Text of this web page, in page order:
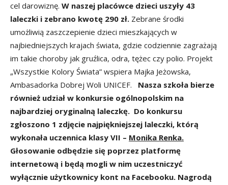
cel darowiznę. W naszej placówce dzieci uszyły 43
laleczki i zebrano kwotę 290 zł. Zebrane środki
umożliwią zaszczepienie dzieci mieszkających w
najbiedniejszych krajach świata, gdzie codziennie zagrażają
im takie choroby jak gruźlica, odra, tężec czy polio. Projekt
„Wszystkie Kolory Świata” wspiera Majka Jeżowska,
Ambasadorka Dobrej Woli UNICEF.
Nasza szkoła bierze
również udział w konkursie ogólnopolskim na
najbardziej oryginalną laleczkę. Do konkursu
zgłoszono 1 zdjęcie najpiękniejszej laleczki, którą
wykonała uczennica klasy VII – Monika Renka.
Głosowanie odbędzie się poprzez platformę
internetową i będą mogli w nim uczestniczyć
wyłącznie użytkownicy kont na Facebooku. Nagrodą